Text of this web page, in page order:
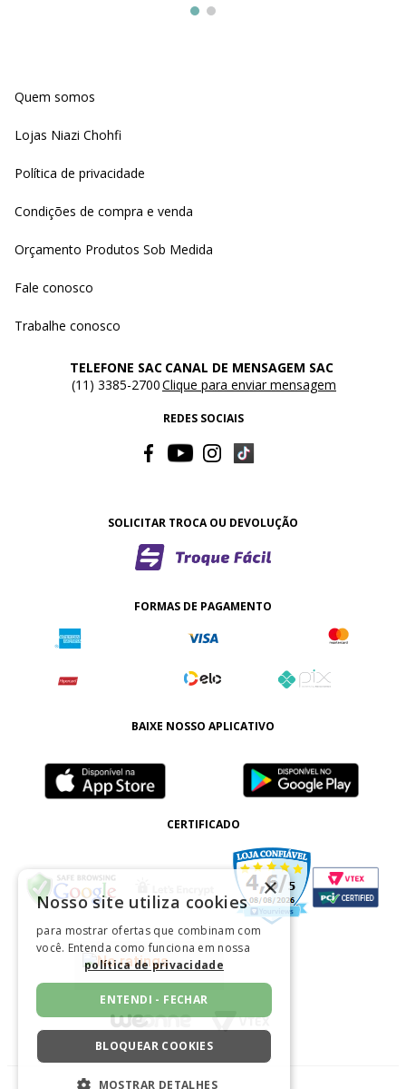
Quem somos
Lojas Niazi Chohfi
Política de privacidade
Condições de compra e venda
Orçamento Produtos Sob Medida
Fale conosco
Trabalhe conosco
TELEFONE SAC
(11) 3385-2700
CANAL DE MENSAGEM SAC
Clique para enviar mensagem
REDES SOCIAIS
SOLICITAR TROCA OU DEVOLUÇÃO
FORMAS DE PAGAMENTO
BAIXE NOSSO APLICATIVO
CERTIFICADO
×
Nosso site utiliza cookies
para mostrar ofertas que combinam com
você. Entenda como funciona em nossa
política de privacidade
ENTENDI - FECHAR
BLOQUEAR COOKIES
MOSTRAR DETALHES